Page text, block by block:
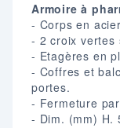
Armoire à
- Corps en
- 2 croix vertes
- Etagères en
- Coffres et
portes.
- Fermeture
- Dim. (mm) H.